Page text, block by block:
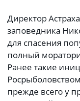
Директор
заповедника
для спасения
полный
Ранее такие
прежде всего у